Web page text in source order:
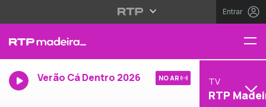
Entrar
Verão Cá Dentro 2026 NO AR TV
RTP